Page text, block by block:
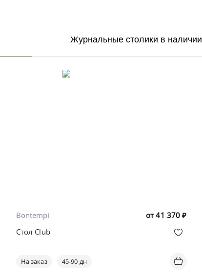
от41 370 ₽
Bontempi
Стол Club
На заказ 45-90 дн
Журнальные столики в наличии